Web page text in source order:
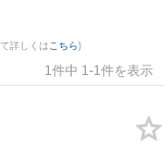
詳しくは こちら)
1件中 1-1件を表示